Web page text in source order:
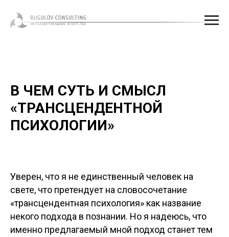
В ЧЕМ СУТЬ И СМЫСЛ
«ТРАНСЦЕНДЕНТНОЙ
ПСИХОЛОГИИ»
Уверен, что я не единственный человек на
свете, что претендует на словосочетание
«трансцендентная психология» как название
некого подхода в познании. Но я надеюсь, что
именно предлагаемый мной подход станет тем